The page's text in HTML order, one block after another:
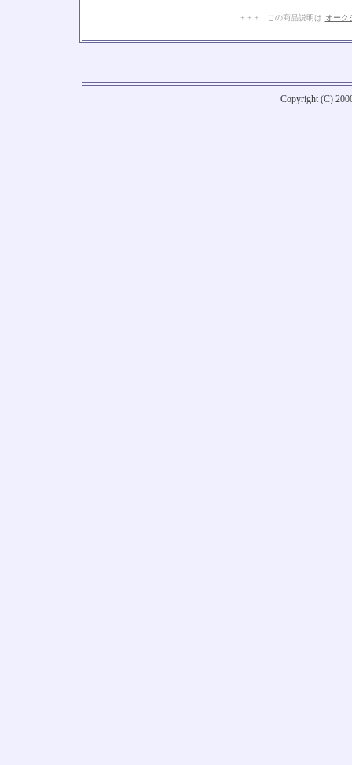
+ + + この商品説明は オーク
Copyright (C)